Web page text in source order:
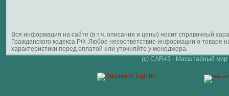
Вся информация на сайте (в т.ч. описания и цены) носит справочный
Гражданского кодекса РФ. Любое несоответствие информации о
характеристики перед оплатой или уточняйте у менеджера.
(c) CAR43 - Масштабный мир